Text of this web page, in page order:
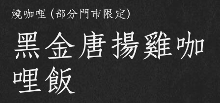
燒咖哩 (部分門市限定)
黑金唐揚雞咖
哩飯